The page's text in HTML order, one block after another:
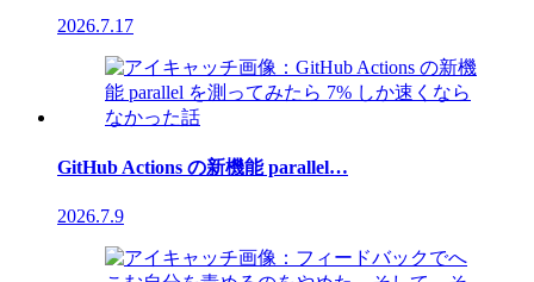
2026.7.17
GitHub Actions の新機能 parallel…
2026.7.9